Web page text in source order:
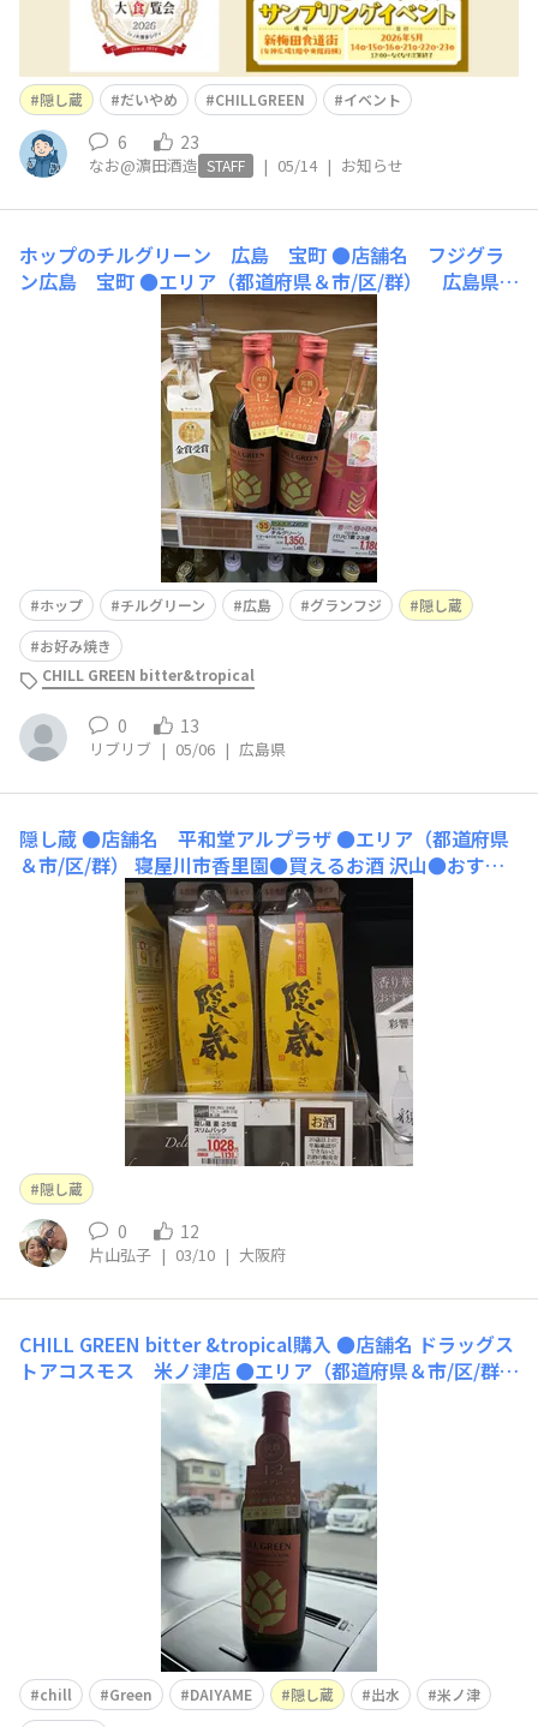
隠し蔵 だいやめ CHILLGREEN イベント
6 23
なお@濵田酒造 STAFF | 05/14 | お知らせ
ホップのチルグリーン 広島 宝町●店舗名 フジグラ
ン広島 宝町 ●エリア（都道府県＆市/区/群） 広島県広
島市中区宝町2番1号 ●買えるお酒 ホップのチルグリー
ン 隠し蔵 ●おすすめポイント このショッピングセン
ター内にお好み焼き「電光石火」さんが入ってます。 ●
店舗のWebサイト（公式HP
ホップ チルグリーン 広島 グランフジ
隠し蔵
お好み焼き
CHILL GREEN bitter&tropical
0 13
リブリブ | 05/06 | 広島県
隠し蔵●店舗名 平和堂アルプラザ ●エリア（都道府県
＆市/区/群） 寝屋川市香里園●買えるお酒 沢山●おすす
めポイント 瓶もパックも両方ある●店舗のWebサイト
（公式HP・SNSなど）
隠し蔵
0 12
片山弘子 | 03/10 | 大阪府
CHILL GREEN bitter &tropical購入 ●店舗名 ドラッグス
トアコスモス 米ノ津店 ●エリア（都道府県＆市/区/群）
鹿児島県出水市米ノ津町515 ●買えるお酒 ホップのチル
グリーン DAIYAME 隠し蔵 ●おすすめポイント プライ
ベートブランド品安いです。 ●店舗のWebサイト（公式H
chill Green DAIYAME 隠し蔵 出水
米ノ津